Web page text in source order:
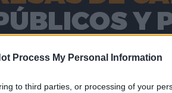
Process My Personal Information
to third parties, or processing of your